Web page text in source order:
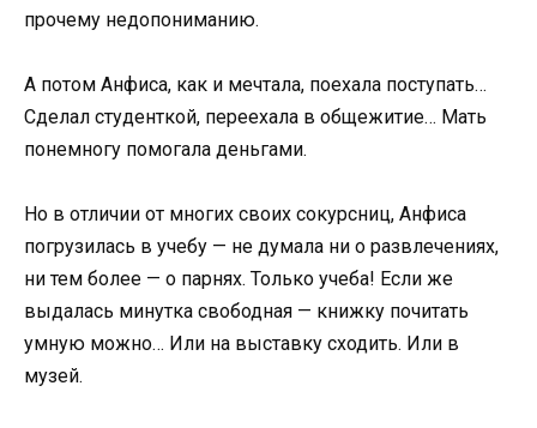
прочему недопониманию.
А потом Анфиса, как и мечтала, поехала поступать…
Сделал студенткой, переехала в общежитие… Мать
понемногу помогала деньгами.
Но в отличии от многих своих сокурсниц, Анфиса
погрузилась в учебу — не думала ни о развлечениях,
ни тем более — о парнях. Только учеба! Если же
выдалась минутка свободная — книжку почитать
умную можно… Или на выставку сходить. Или в
музей.